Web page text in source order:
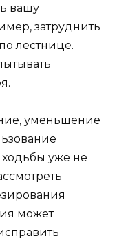
вашу
затруднить
лестнице.
уменьшение
ходьбы уже не
может